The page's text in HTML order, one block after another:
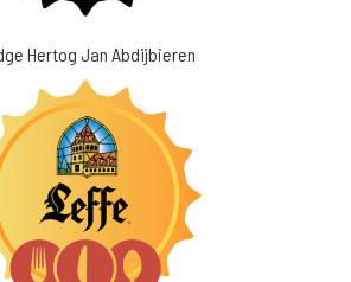
Hertog Jan Abdijbieren